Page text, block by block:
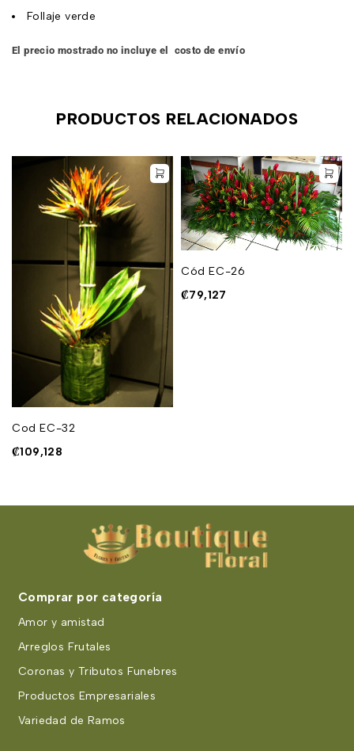
Follaje verde
El precio mostrado no incluye el costo de envío
PRODUCTOS RELACIONADOS
Cod EC-32
₡109,128
Cód EC-26
₡79,127
Comprar por categoría
Amor y amistad
Arreglos Frutales
Coronas y Tributos Funebres
Productos Empresariales
Variedad de Ramos